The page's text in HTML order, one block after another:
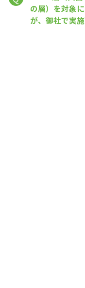
の層）を対象
が、御社で実